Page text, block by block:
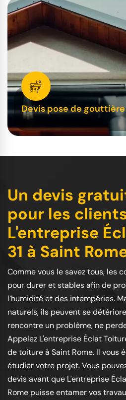
Devis pose de gouttière
Un devis
pour les
L'entreprise
31 à Saint
Comme vous le savez tous, les
pour durer et stables afin de
l’humidité et des intempéries.
naturels, ils peuvent se
rencontre un problème, ne
Appelez L'entreprise Éclat
de toiture à Saint Rome. Il vous
étudier votre projet. Vous
devis avant que L'entreprise
Rome puisse entamer vos